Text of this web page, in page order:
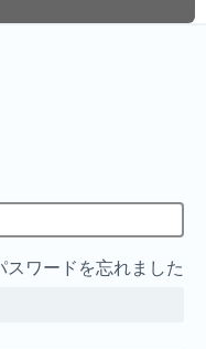
スワードを忘れました